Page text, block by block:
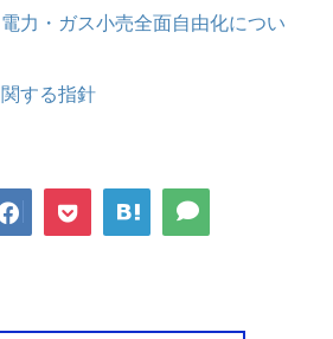
力・ガス小売全面自由化につい
する指針